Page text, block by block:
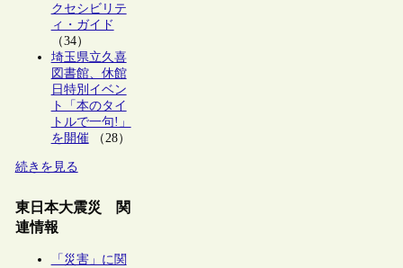
クセシビリテ
ィ・ガイド
（34）
埼玉県立久喜
図書館、休館
日特別イベン
ト「本のタイ
トルで一句!」
を開催（28）
続きを見る
東日本大震災 関
連情報
「災害」に関